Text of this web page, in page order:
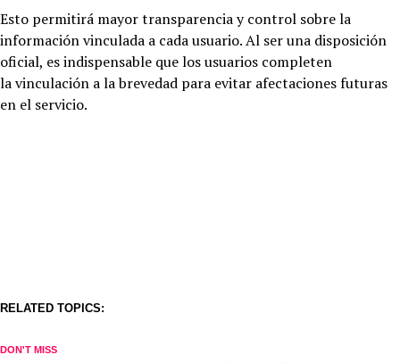
Esto permitirá mayor transparencia y control sobre la
información vinculada a cada usuario. Al ser una disposición
oficial, es indispensable que los usuarios completen
la vinculación a la brevedad para evitar afectaciones futuras
en el servicio.
RELATED TOPICS:
DON'T MISS